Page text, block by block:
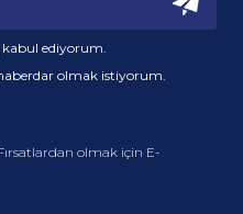
kabul ediyorum.
olmak istiyorum.
olmak için E-